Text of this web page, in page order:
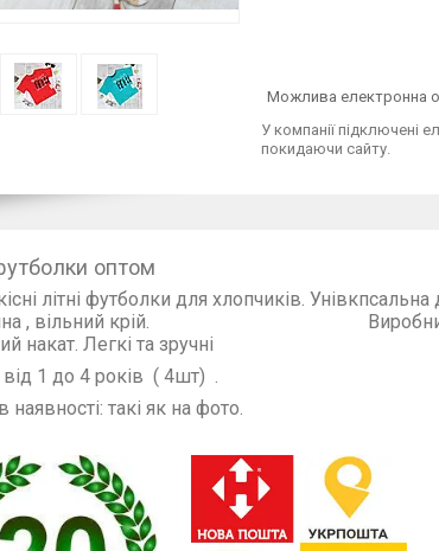
У компанії підключені
покидаючи сайту.
оптом
літні футболки для хлопчиків.
, вільний крій. Виробництво -
накат. Легкі та зручні
від 1 до 4 років ( 4шт) .
в наявності: такі як на фото.